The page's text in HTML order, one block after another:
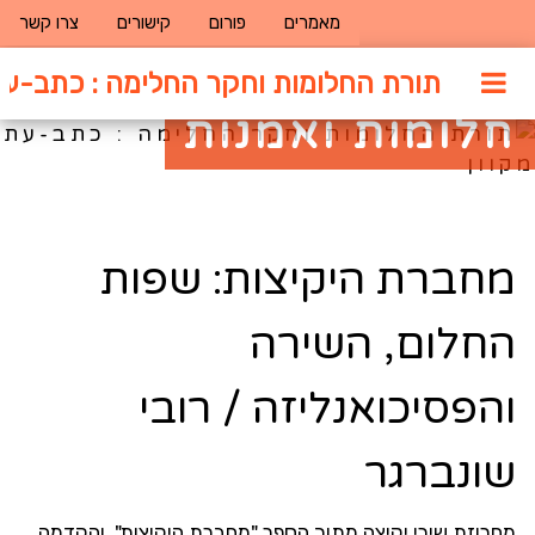
מאמרים פורום קישורים צרו קשר
תורת החלומות וחקר החלימה : כתב-
חלומות ואמנות
מחברת היקיצות: שפות
החלום, השירה
והפסיכואנליזה / רובי
שונברגר